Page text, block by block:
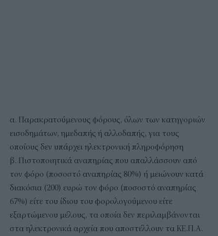
α. Παρακρατούμενους φόρους, όλων των κατηγοριών
εισοδημάτων, ημεδαπής ή αλλοδαπής, για τους
οποίους δεν υπάρχει ηλεκτρονική πληροφόρηση
β. Πιστοποιητικά αναπηρίας που απαλλάσσουν από
τον φόρο (ποσοστό αναπηρίας 80%) ή μειώνουν κατά
διακόσια (200) ευρώ τον φόρο (ποσοστό αναπηρίας
67%) είτε του ίδιου του φορολογούμενου είτε
εξαρτώμενου μέλους, τα οποία δεν περιλαμβάνονται
στα ηλεκτρονικά αρχεία που αποστέλλουν τα ΚΕ.Π.Α.